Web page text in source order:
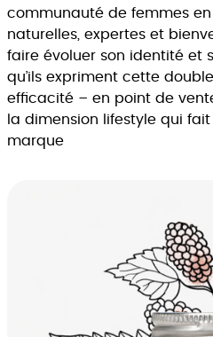
communauté de femmes
naturelles, expertes et
faire évoluer son identité et
qu’ils expriment cette
efficacité – en point de
la dimension lifestyle qui
marque